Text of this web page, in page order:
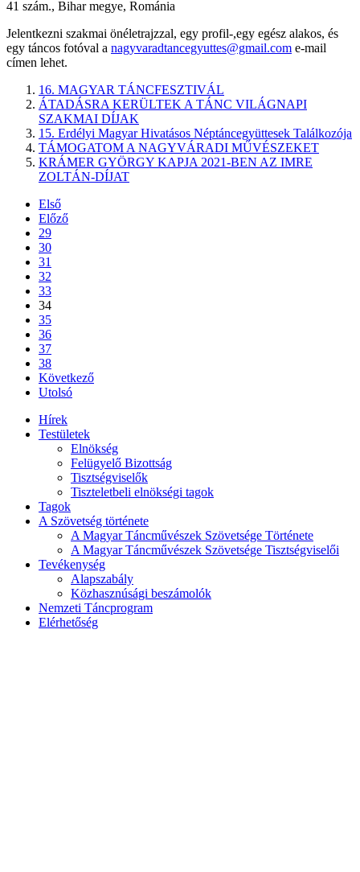
41 szám., Bihar megye, Románia
Jelentkezni szakmai önéletrajzzal, egy profil-,egy egész alakos, és
egy táncos fotóval a nagyvaradtancegyuttes@gmail.com e-mail
címen lehet.
16. MAGYAR TÁNCFESZTIVÁL
ÁTADÁSRA KERÜLTEK A TÁNC VILÁGNAPI
SZAKMAI DÍJAK
15. Erdélyi Magyar Hivatásos Néptáncegyüttesek Találkozója
TÁMOGATOM A NAGYVÁRADI MŰVÉSZEKET
KRÁMER GYÖRGY KAPJA 2021-BEN AZ IMRE
ZOLTÁN-DÍJAT
Első
Előző
29
30
31
32
33
34
35
36
37
38
Következő
Utolsó
Hírek
Testületek
Elnökség
Felügyelő Bizottság
Tisztségviselők
Tiszteletbeli elnökségi tagok
Tagok
A Szövetség története
A Magyar Táncművészek Szövetsége Története
A Magyar Táncművészek Szövetsége Tisztségviselői
Tevékenység
Alapszabály
Közhasznúsági beszámolók
Nemzeti Táncprogram
Elérhetőség